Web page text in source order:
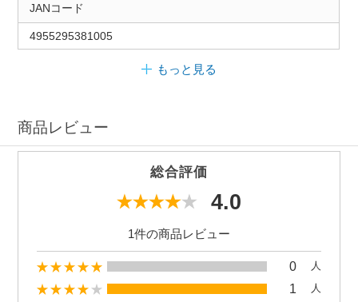
JANコード
4955295381005
もっと見る
商品レビュー
総合評価
4.0
1件の商品レビュー
0 人
1 人